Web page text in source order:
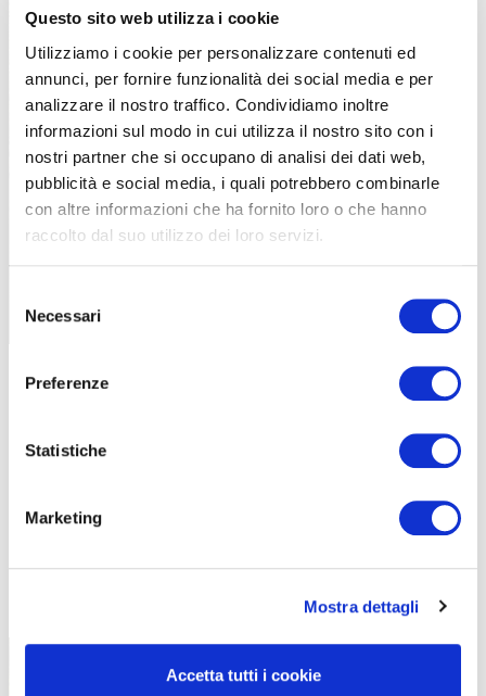
Questo sito web utilizza i cookie
Utilizziamo i cookie per personalizzare contenuti ed
annunci, per fornire funzionalità dei social media e per
analizzare il nostro traffico. Condividiamo inoltre
informazioni sul modo in cui utilizza il nostro sito con i
nostri partner che si occupano di analisi dei dati web,
pubblicità e social media, i quali potrebbero combinarle
con altre informazioni che ha fornito loro o che hanno
raccolto dal suo utilizzo dei loro servizi.
delNecessari
Preferenze
Statistiche
Marketing
Mostra dettagli
Accetta tutti i cookie
SARAH CINQUINI E LA
|22-08-2025
TUTTE LE CATEGORIE DEL MAGAZINE